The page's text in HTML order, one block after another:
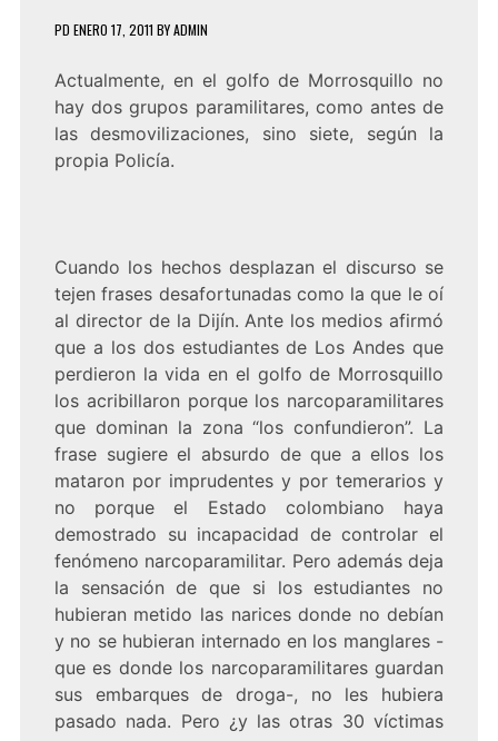
PD ENERO 17, 2011 BYADMIN
Actualmente, en el golfo de Morrosquillo no
hay dos grupos paramilitares, como antes de
las desmovilizaciones, sino siete, según la
propia Policía.
Cuando los hechos desplazan el discurso se
tejen frases desafortunadas como la que le oí
al director de la Dijín. Ante los medios afirmó
que a los dos estudiantes de Los Andes que
perdieron la vida en el golfo de Morrosquillo
los acribillaron porque los narcoparamilitares
que dominan la zona “los confundieron”. La
frase sugiere el absurdo de que a ellos los
mataron por imprudentes y por temerarios y
no porque el Estado colombiano haya
demostrado su incapacidad de controlar el
fenómeno narcoparamilitar. Pero además deja
la sensación de que si los estudiantes no
hubieran metido las narices donde no debían
y no se hubieran internado en los manglares -
que es donde los narcoparamilitares guardan
sus embarques de droga-, no les hubiera
pasado nada. Pero ¿y las otras 30 víctimas